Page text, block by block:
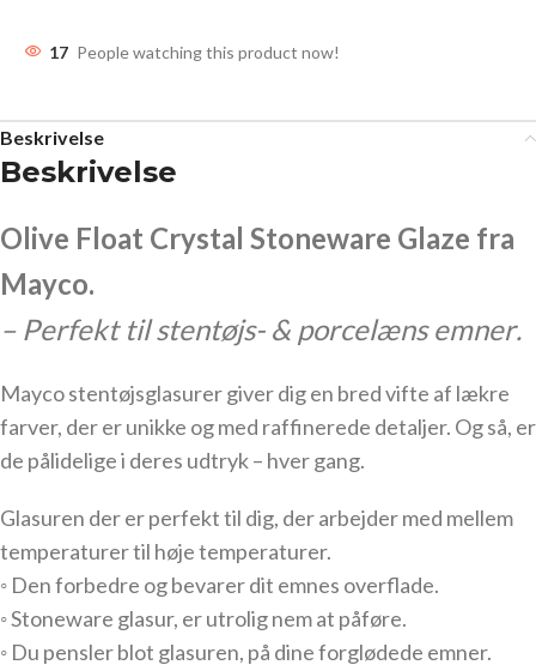
17 People watching this product now!
Beskrivelse
Beskrivelse
Olive Float Crystal Stoneware Glaze fra
Mayco.
– Perfekt til stentøjs- & porcelæns emner.
Mayco stentøjsglasurer giver dig en bred vifte af lækre
farver, der er unikke og med raffinerede detaljer. Og så, er
de pålidelige i deres udtryk – hver gang.
Glasuren der er perfekt til dig, der arbejder med mellem
temperaturer til høje temperaturer.
◦ Den forbedre og bevarer dit emnes overflade.
◦Stoneware glasur, er utrolig nem at påføre.
◦ Du pensler blot glasuren, på dine forglødede emner.